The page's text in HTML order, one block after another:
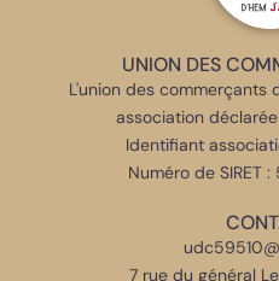
UNION DES
L'union des commerçants
association
Identifiant
Numéro de SIRET
7 rue du général